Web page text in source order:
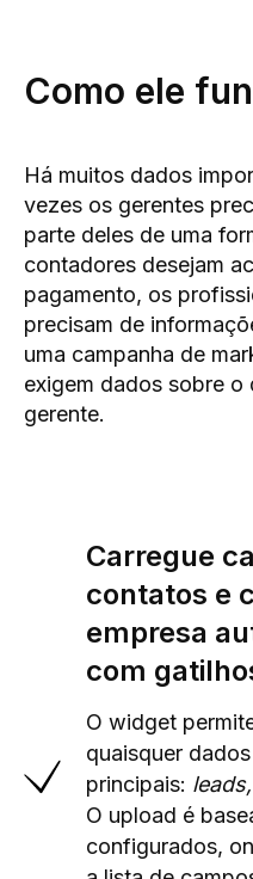
Como ele
Há muitos dados
vezes os gerentes
parte deles de uma
contadores desejam
pagamento, os
precisam de
uma campanha de
exigem dados sobre o
gerente.
Carregue
contatos e
empresa
com
O widget
quaisquer
principais:
O upload é
configurados,